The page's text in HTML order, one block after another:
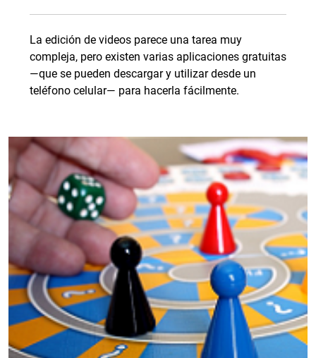
La edición de videos parece una tarea muy
compleja, pero existen varias aplicaciones gratuitas
—que se pueden descargar y utilizar desde un
teléfono celular— para hacerla fácilmente.